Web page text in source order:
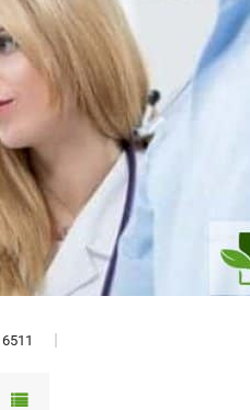
6511